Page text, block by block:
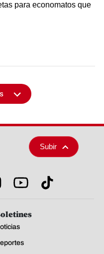
para economatos que
Subir